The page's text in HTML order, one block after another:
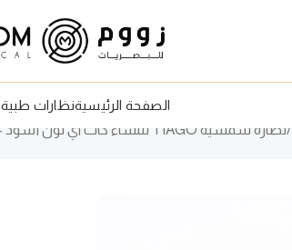
الصفحة الرئيسيةنظارات طبية
نظارة شمسية TIAGO للنساء كات آي لون أسود – 6334NP C1